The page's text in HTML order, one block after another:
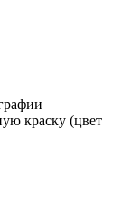
краску (цвет